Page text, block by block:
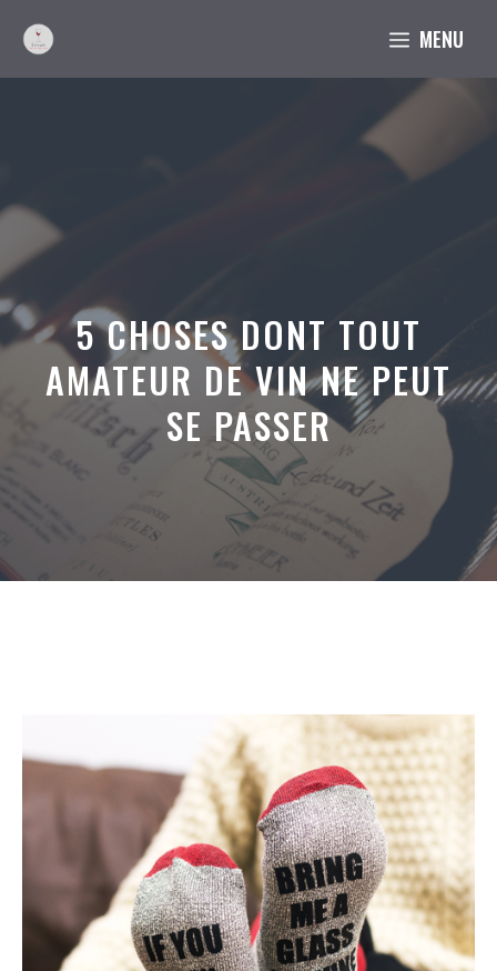
contenu
MENU
5 CHOSES DONT TOUT
AMATEUR DE VIN NE PEUT
SE PASSER